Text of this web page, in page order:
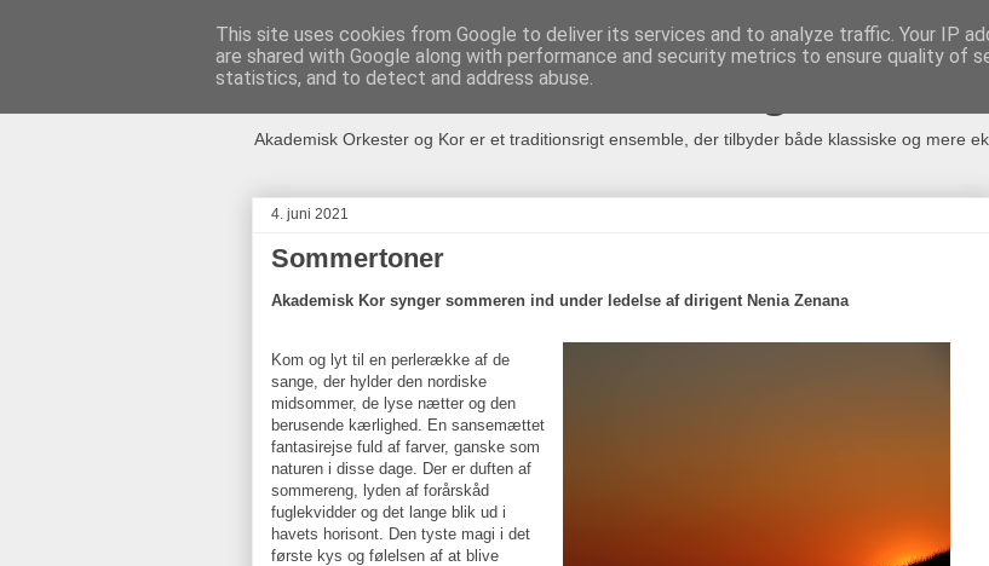
Akademisk Orkester og Kor
Akademisk Orkester og Kor er et traditionsrigt ensemble, der tilbyder både klassiske og mere
4. juni 2021
Sommertoner
Akademisk Kor synger sommeren ind under ledelse af dirigent Nenia Zenana
Kom og lyt til en perlerække af de
sange, der hylder den nordiske
midsommer, de lyse nætter og den
berusende kærlighed. En sansemættet
fantasirejse fuld af farver, ganske som
naturen i disse dage. Der er duften af
sommereng, lyden af forårskåd
fuglekvidder og det lange blik ud i
havets horisont. Den tyste magi i det
første kys og følelsen af at blive
This site uses cookies from Google to deliver its services and to analyze traffic. Your IP
are shared with Google along with performance and security metrics to ensure quality of
statistics, and to detect and address abuse.